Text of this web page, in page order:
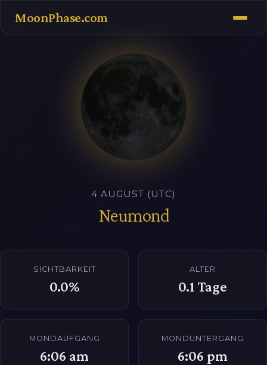
MoonPhase.com
4 AUGUST (UTC)
Neumond
SICHTBARKEIT
0.0%
ALTER
0.1 Tage
MONDAUFGANG
6:06 am
MONDUNTERGANG
6:06 pm